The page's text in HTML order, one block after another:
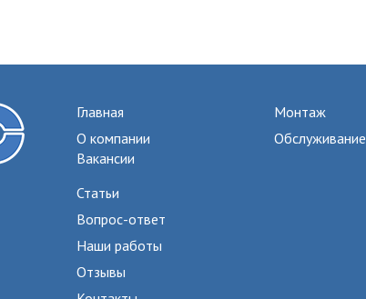
Главная
О компании
Вакансии
Статьи
Вопрос-ответ
Наши работы
Отзывы
Монтаж
Обслуживание